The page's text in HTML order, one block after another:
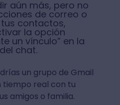
aún más, pero no
de correo o
contactos,
la opción
un vínculo” en la
chat.
un grupo de Gmail
real con tu
amigos o familia.